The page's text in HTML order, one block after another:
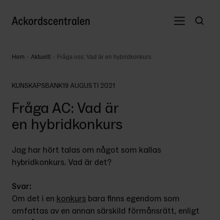
Hem Aktuellt Fråga oss: Vad är en hybridkonkurs
KUNSKAPSBANK19 AUGUSTI 2021
Fråga AC: Vad är
en hybridkonkurs
Jag har hört talas om något som kallas
hybridkonkurs. Vad är det?
Svar:
Om det i en konkurs bara finns egendom som
omfattas av en annan särskild förmånsrätt, enligt